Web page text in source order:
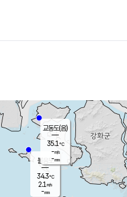
볼음도
34.3℃
2.1 m/s
-mm
교동도(음)
35.1℃
-m/s
-mm